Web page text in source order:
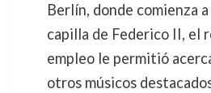
Berlín, donde comienza
capilla de Federico II, el
empleo le permitió
otros músicos